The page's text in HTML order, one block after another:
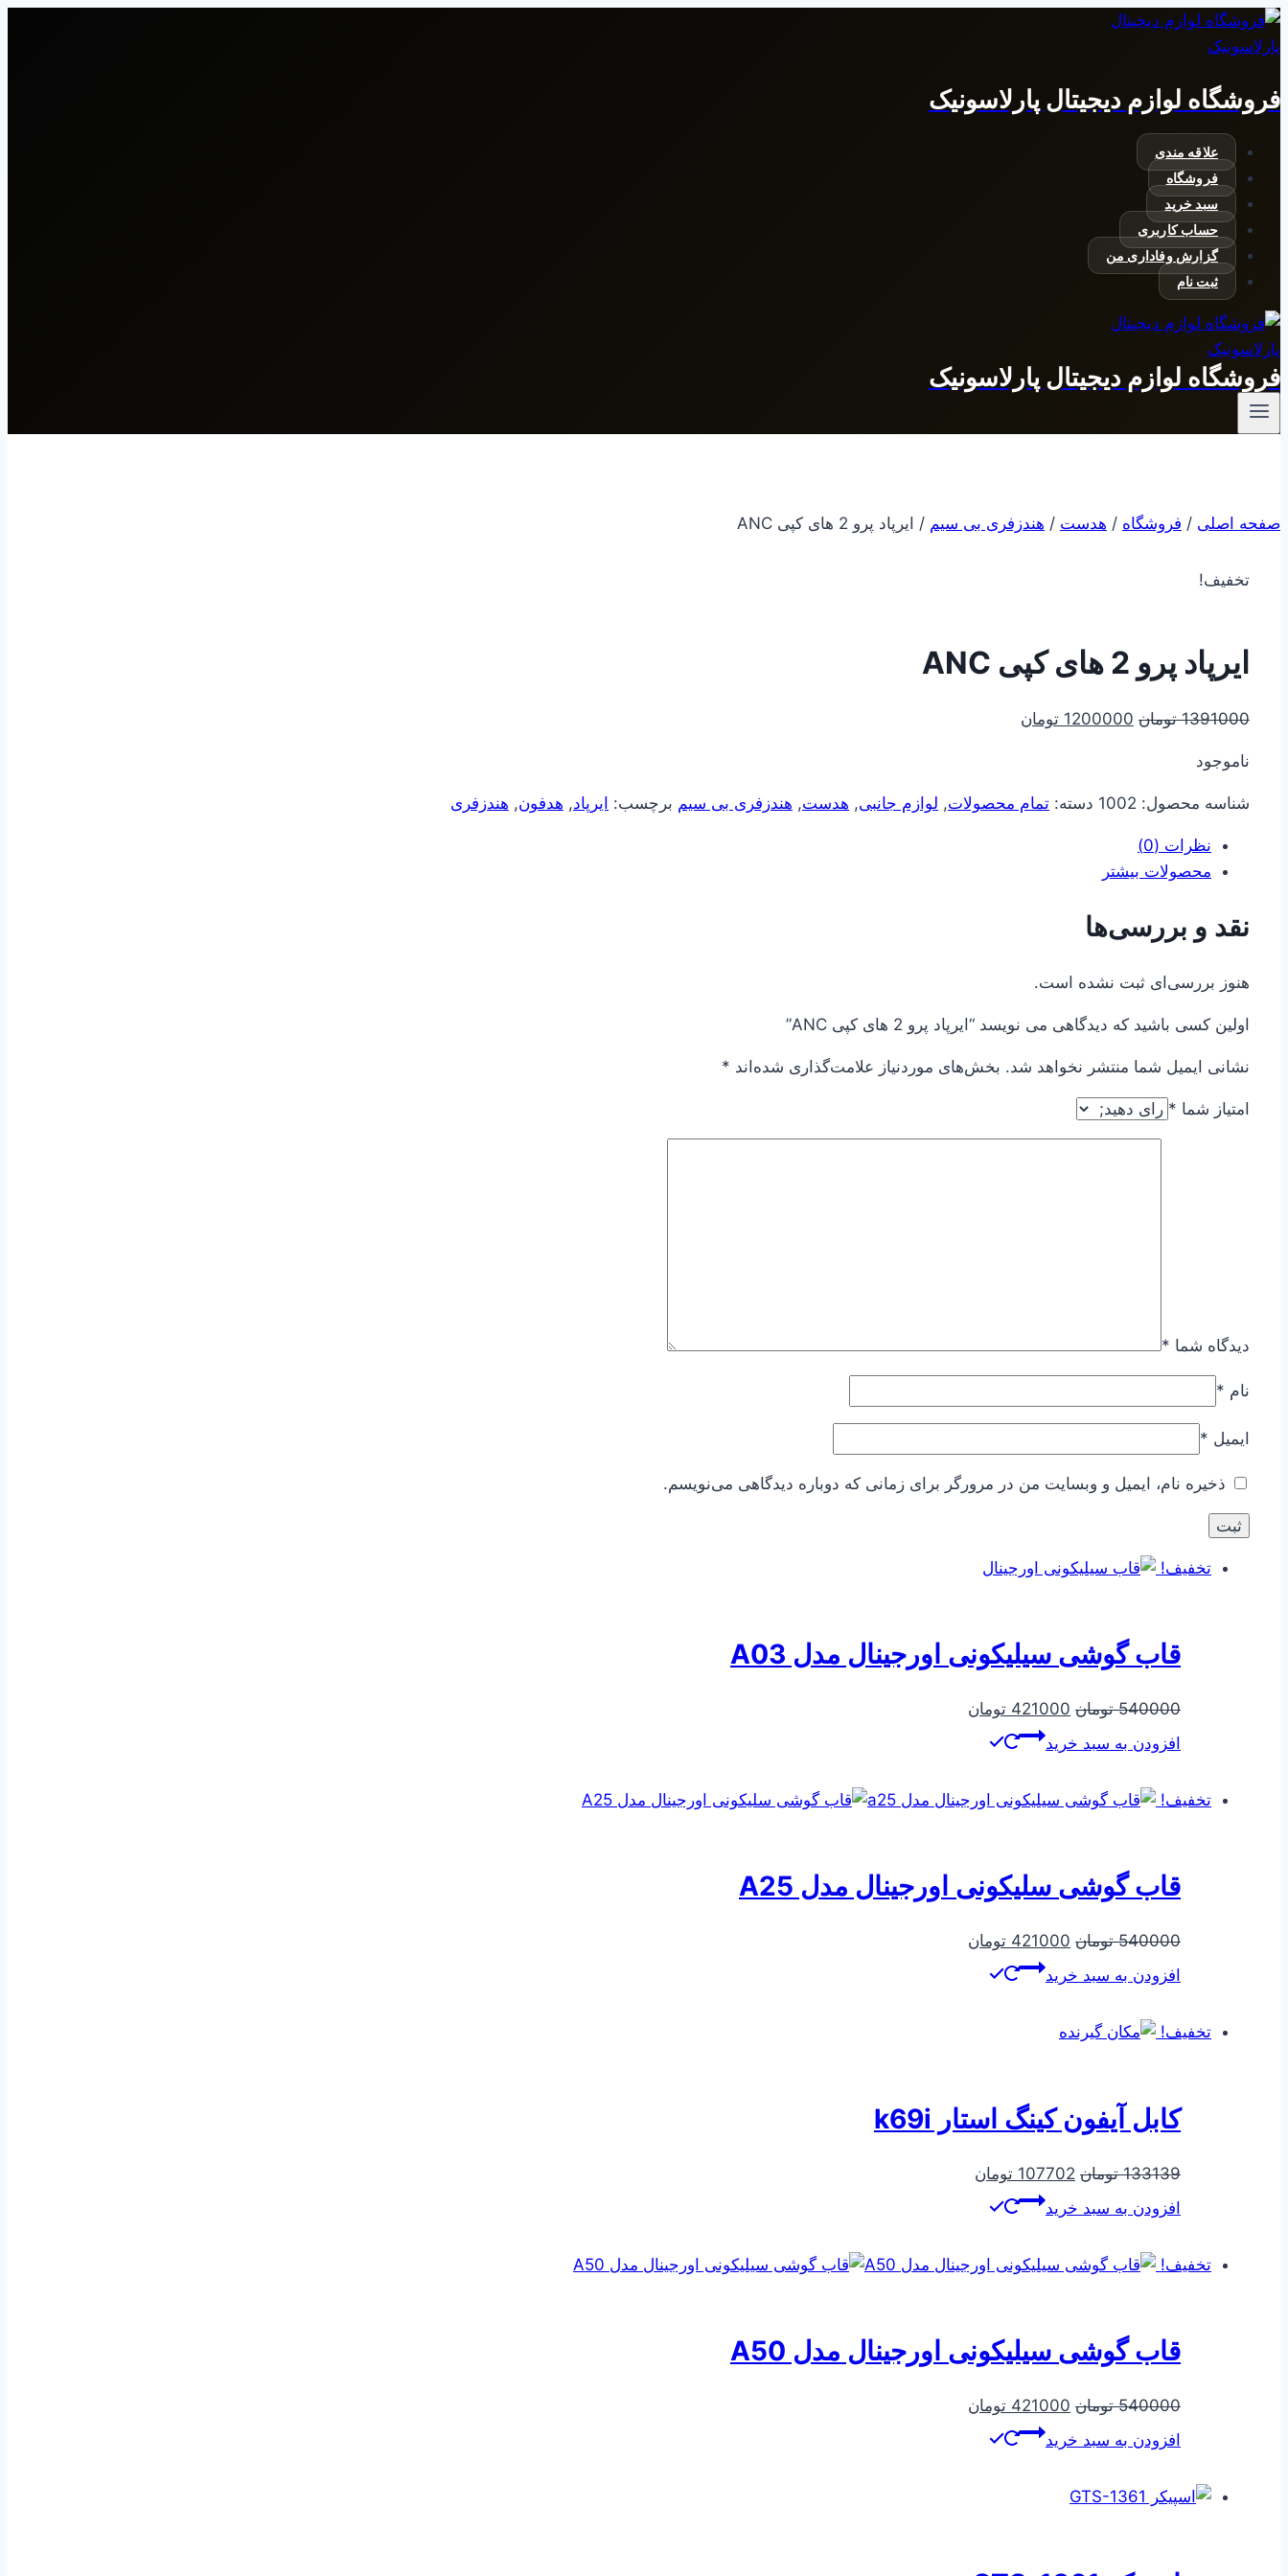
بازگشت
به
فروشگاه لوازم دیجیتال پارلاسونیک
علاقه مندی
فروشگاه
سبد خرید
حساب کاربری
گزارش وفاداری من
ثبت نام
فروشگاه لوازم دیجیتال پارلاسونیک
صفحه اصلی / فروشگاه / هدست / هندزفری بی سیم / ایرپاد پرو 2 های کپی ANC
تخفیف!
ایرپاد پرو 2 های کپی ANC
1391000 تومان قیمت
بود.
1200000 تومان
ناموجود
شناسه محصول: 1002 دسته: تمام محصولات, لوازم جانبی, هدست, هندزفری بی سیم برچسب: ایرپاد, هدفون, هندزفری
نظرات (0)
محصولات بیشتر
نقد و بررسی‌ها
هنوز بررسی‌ای ثبت نشده است.
اولین کسی باشید که دیدگاهی می نویسد “ایرپاد پرو 2 های کپی ANC”
نشانی ایمیل شما منتشر نخواهد شد. بخش‌های موردنیاز علامت‌گذاری شده‌اند *
امتیاز شما *
دیدگاه شما *
نام *
ایمیل *
ذخیره نام، ایمیل و وبسایت من در مرورگر برای زمانی که دوباره دیدگاهی می‌نویسم.
تخفیف!
قاب گوشی سیلیکونی اورجینال مدل A03
540000 تومان قیمت
اصلی
421000 تومان
افزودن به سبد خرید
تخفیف!
قاب گوشی سلیکونی اورجینال مدل A25
540000 تومان قیمت
اصلی
421000 تومان
افزودن به سبد خرید
تخفیف!
کابل آیفون کینگ استار k69i
133139 تومان قیمت
اصلی
107702 تومان
افزودن به سبد خرید
تخفیف!
قاب گوشی سیلیکونی اورجینال مدل A50
540000 تومان قیمت
اصلی
421000 تومان
افزودن به سبد خرید